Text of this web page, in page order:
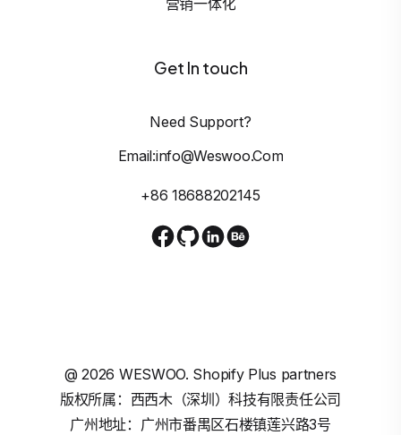
Get In touch
Need Support?
Email:info@weswoo.com
+86 18688202145
@2026 WESWOO. Shopify Plus partners
版权所属：西西木（深圳）科技有限责任公司
广州地址：广州市番禺区石楼镇莲兴路3号